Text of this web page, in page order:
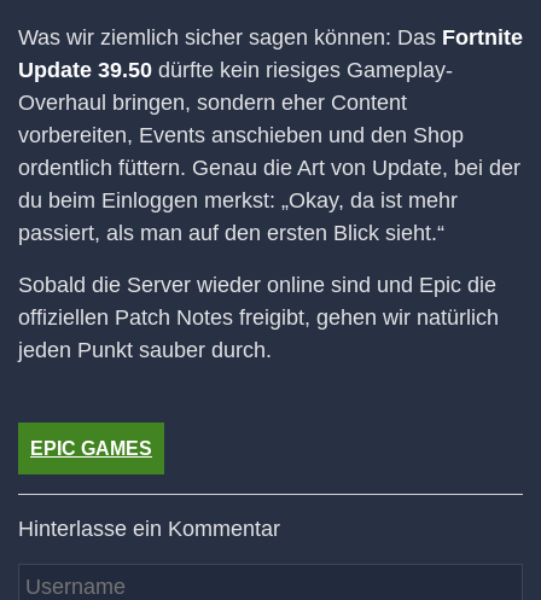
Was wir ziemlich sicher sagen können: Das Fortnite
Update 39.50 dürfte kein riesiges Gameplay-
Overhaul bringen, sondern eher Content
vorbereiten, Events anschieben und den Shop
ordentlich füttern. Genau die Art von Update, bei der
du beim Einloggen merkst: „Okay, da ist mehr
passiert, als man auf den ersten Blick sieht.“
Sobald die Server wieder online sind und Epic die
offiziellen Patch Notes freigibt, gehen wir natürlich
jeden Punkt sauber durch.
EPIC GAMES
Hinterlasse ein Kommentar